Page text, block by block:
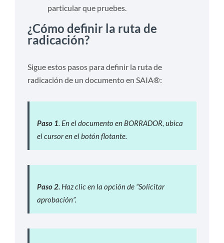
particular que pruebes.
¿Cómo definir la ruta de
radicación?
Sigue estos pasos para definir la ruta de
radicación de un documento en SAIA®:
Paso 1. En el documento en BORRADOR, ubica
el cursor en el botón flotante.
Paso 2. Haz clic en la opción de “Solicitar
aprobación”.